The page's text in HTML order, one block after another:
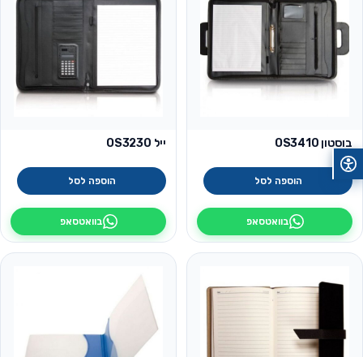
בוסטון OS3410
הוספה לסל
בוואטסאפ
ייל OS3230
הוספה לסל
בוואטסאפ